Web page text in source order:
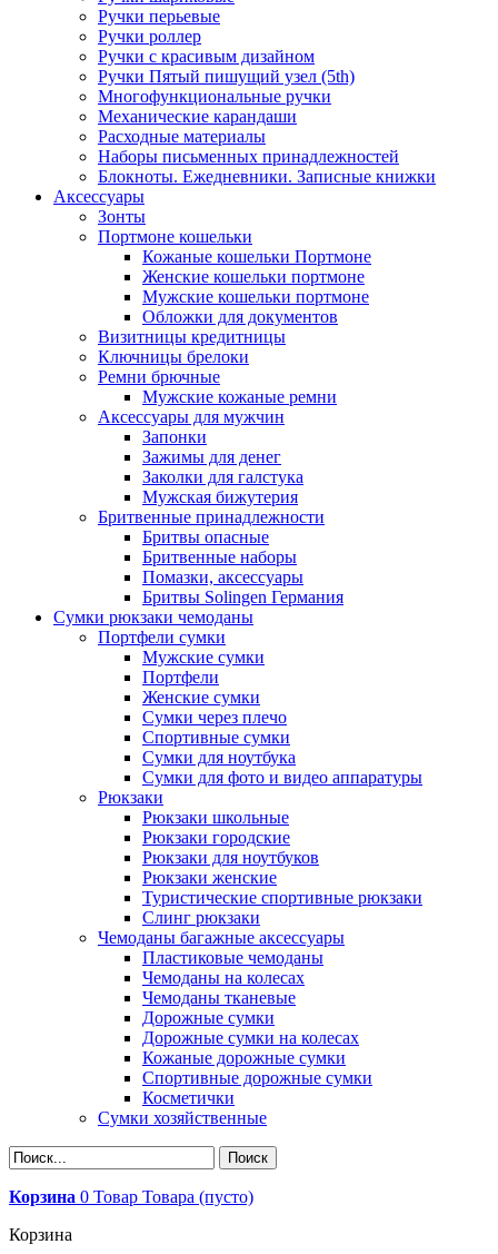
Ручки перьевые
Ручки роллер
Ручки с красивым дизайном
Ручки Пятый пишущий узел (5th)
Многофункциональные ручки
Механические карандаши
Расходные материалы
Наборы письменных принадлежностей
Блокноты. Ежедневники. Записные книжки
Аксессуары
Зонты
Портмоне кошельки
Кожаные кошельки Портмоне
Женские кошельки портмоне
Мужские кошельки портмоне
Обложки для документов
Визитницы кредитницы
Ключницы брелоки
Ремни брючные
Мужские кожаные ремни
Аксессуары для мужчин
Запонки
Зажимы для денег
Заколки для галстука
Мужская бижутерия
Бритвенные принадлежности
Бритвы опасные
Бритвенные наборы
Помазки, аксессуары
Бритвы Solingen Германия
Сумки рюкзаки чемоданы
Портфели сумки
Мужские сумки
Портфели
Женские сумки
Сумки через плечо
Спортивные сумки
Сумки для ноутбука
Сумки для фото и видео аппаратуры
Рюкзаки
Рюкзаки школьные
Рюкзаки городские
Рюкзаки для ноутбуков
Рюкзаки женские
Туристические спортивные рюкзаки
Слинг рюкзаки
Чемоданы багажные аксессуары
Пластиковые чемоданы
Чемоданы на колесах
Чемоданы тканевые
Дорожные сумки
Дорожные сумки на колесах
Кожаные дорожные сумки
Спортивные дорожные сумки
Косметички
Сумки хозяйственные
Корзина 0 Товар Товара (пусто)
Корзина